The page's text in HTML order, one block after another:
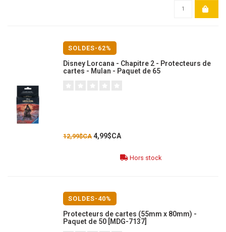
SOLDES-62%
Disney Lorcana - Chapitre 2 - Protecteurs de
cartes - Mulan - Paquet de 65
12,99$CA 4,99$CA
Hors stock
SOLDES-40%
Protecteurs de cartes (55mm x 80mm) -
Paquet de 50 [MDG-7137]